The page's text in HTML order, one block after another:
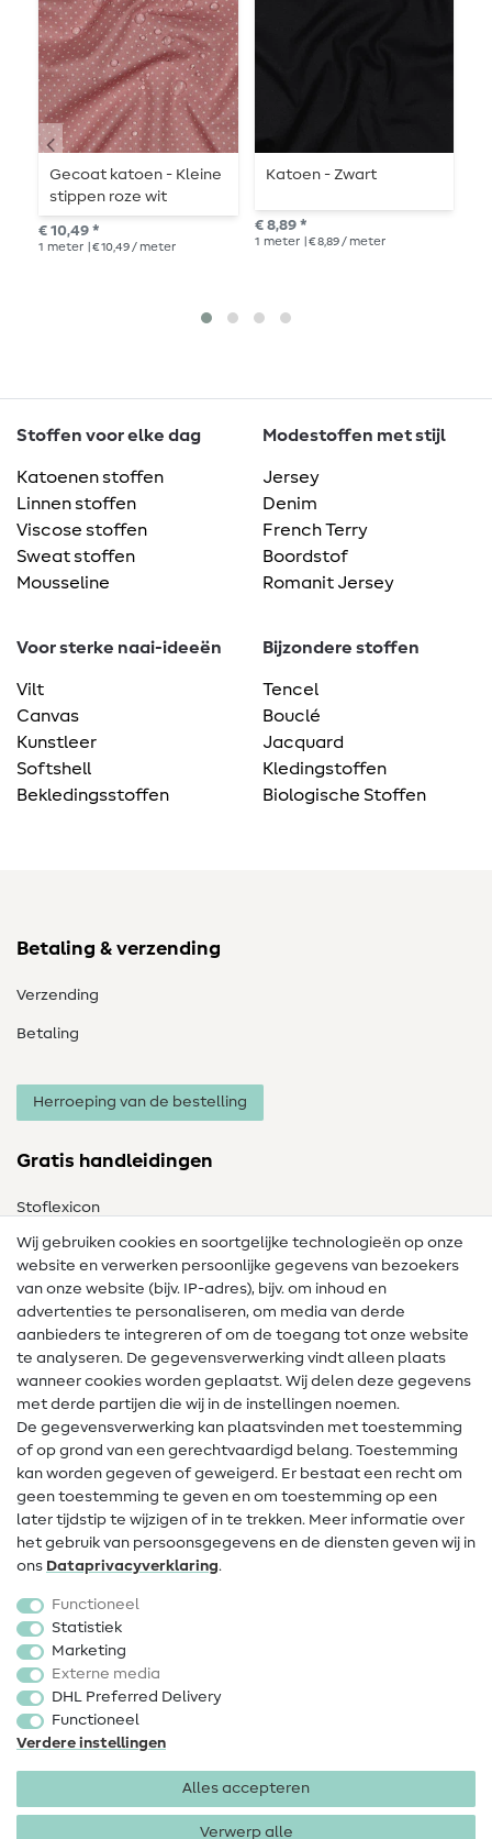
Gecoat katoen - Kleine
stippen roze wit
€ 10,49 *
1 meter | € 10,49 / meter
Katoen - Zwart
€ 8,89 *
1 meter | € 8,89 / meter
Stoffen voor elke dag
Katoenen stoffen
Linnen stoffen
Viscose stoffen
Sweat stoffen
Mousseline
Modestoffen met stijl
Jersey
Denim
French Terry
Boordstof
Romanit Jersey
Voor sterke naai-ideeën
Vilt
Canvas
Kunstleer
Softshell
Bekledingsstoffen
Bijzondere stoffen
Tencel
Bouclé
Jacquard
Kledingstoffen
Biologische Stoffen
Betaling & verzending
Verzending
Betaling
Herroeping van de bestelling
Gratis handleidingen
Stoflexicon
Naailexicon
Gratis Naaipatronen
Hulp & contact
Contact
Wijziging van eigenaar
FAQ
Herroepingsrecht
Populair
Fournituren
Sale
Wij gebruiken cookies en soortgelijke technologieën op onze
website en verwerken persoonlijke gegevens van bezoekers
van onze website (bijv. IP-adres), bijv. om inhoud en
advertenties te personaliseren, om media van derde
aanbieders te integreren of om de toegang tot onze website
te analyseren. De gegevensverwerking vindt alleen plaats
wanneer cookies worden geplaatst. Wij delen deze gegevens
met derde partijen die wij in de instellingen noemen.
De gegevensverwerking kan plaatsvinden met toestemming
of op grond van een gerechtvaardigd belang. Toestemming
kan worden gegeven of geweigerd. Er bestaat een recht om
geen toestemming te geven en om toestemming op een
later tijdstip te wijzigen of in te trekken. Meer informatie over
het gebruik van persoonsgegevens en de diensten geven wij in
ons Data­privacy­verklaring.
Functioneel
Statistiek
Marketing
Externe media
DHL Preferred Delivery
Functioneel
Verdere instellingen
Alles accepteren
Verwerp alle
Colofon Privacy
Algemene voorwaarden